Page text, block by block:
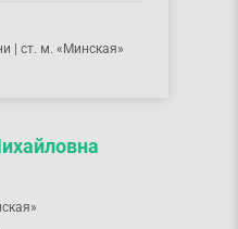
| ст. м. «Минская»